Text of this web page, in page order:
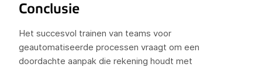
Conclusie
Het succesvol trainen van teams voor
geautomatiseerde processen vraagt om een
doordachte aanpak die rekening houdt met